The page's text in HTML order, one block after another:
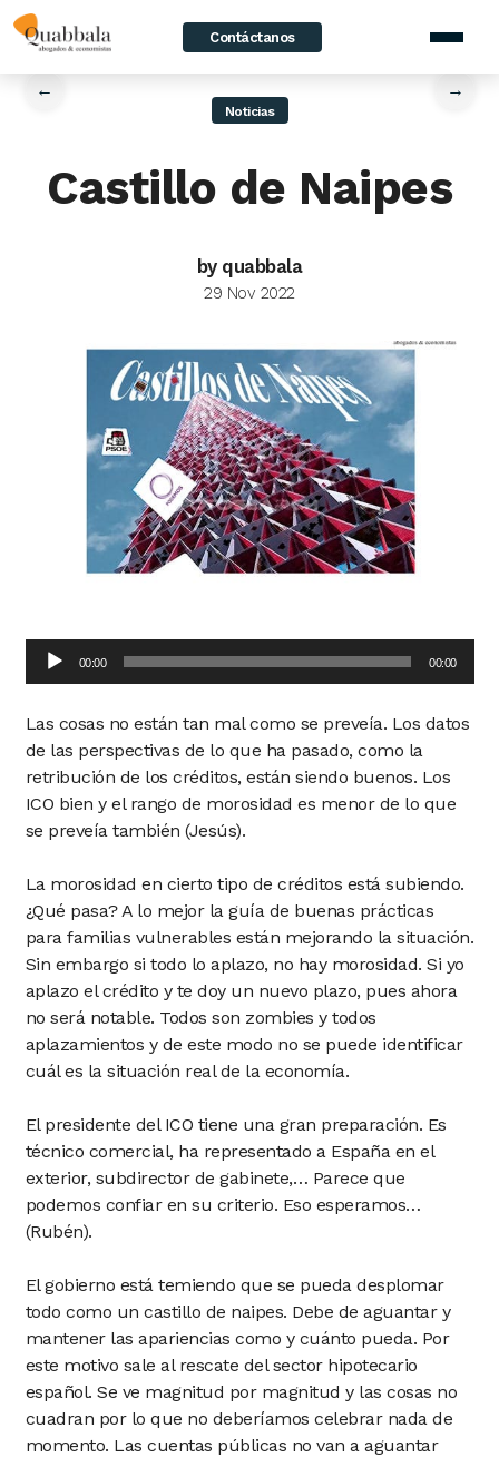
Contáctanos
home / News Castillo de Naipes
←
Noticias
→
Castillo de Naipes
by quabbala
29 Nov 2022
Audio
00:00 00:00
Las cosas no están tan mal como se preveía. Los datos
de las perspectivas de lo que ha pasado, como la
retribución de los créditos, están siendo buenos. Los
ICO bien y el rango de morosidad es menor de lo que
se preveía también (Jesús).
La morosidad en cierto tipo de créditos está subiendo.
¿Qué pasa? A lo mejor la guía de buenas prácticas
para familias vulnerables están mejorando la situación.
Sin embargo si todo lo aplazo, no hay morosidad. Si yo
aplazo el crédito y te doy un nuevo plazo, pues ahora
no será notable. Todos son zombies y todos
aplazamientos y de este modo no se puede identificar
cuál es la situación real de la economía.
El presidente del ICO tiene una gran preparación. Es
técnico comercial, ha representado a España en el
exterior, subdirector de gabinete,… Parece que
podemos confiar en su criterio. Eso esperamos…
(Rubén).
El gobierno está temiendo que se pueda desplomar
todo como un castillo de naipes. Debe de aguantar y
mantener las apariencias como y cuánto pueda. Por
este motivo sale al rescate del sector hipotecario
español. Se ve magnitud por magnitud y las cosas no
cuadran por lo que no deberíamos celebrar nada de
momento. Las cuentas públicas no van a aguantar